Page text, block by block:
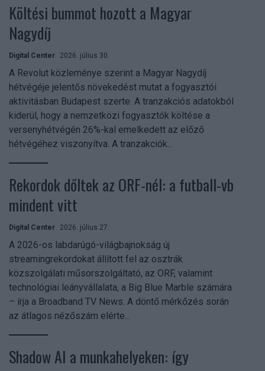
Költési bummot hozott a Magyar
Nagydíj
Digital Center 2026. július 30.
A Revolut közleménye szerint a Magyar Nagydíj
hétvégéje jelentős növekedést mutat a fogyasztói
aktivitásban Budapest szerte. A tranzakciós adatokból
kiderül, hogy a nemzetközi fogyasztók költése a
versenyhétvégén 26%-kal emelkedett az előző
hétvégéhez viszonyítva. A tranzakciók...
Rekordok dőltek az ORF-nél: a futball-vb
mindent vitt
Digital Center 2026. július 27.
A 2026-os labdarúgó-világbajnokság új
streamingrekordokat állított fel az osztrák
közszolgálati műsorszolgáltató, az ORF, valamint
technológiai leányvállalata, a Big Blue Marble számára
– írja a Broadband TV News. A döntő mérkőzés során
az átlagos nézőszám elérte...
Shadow AI a munkahelyeken: így